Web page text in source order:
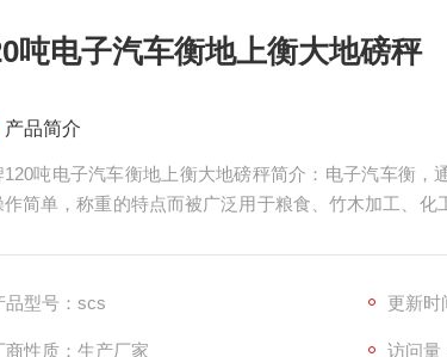
吨电子汽车衡地上衡大地磅秤
产品简介
120吨电子汽车衡地上衡大地磅秤简介：电子汽车衡，
作简单，称重的特点而被广泛用于粮食、竹木加工、化
品型号：scs 更新时
商性质：生产厂家 访问量